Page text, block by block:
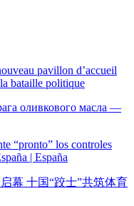
pavillon d’accueil
bataille politique
оливкового масла —
“pronto” los controles
| España
幕 十国“跤士”共筑体育